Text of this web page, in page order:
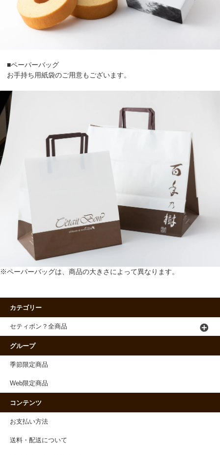
■ペーパーバッグ
お手持ち用紙袋のご用意もございます。
※ペーパーバッグは、商品の大きさによって異なります。
カテゴリー
セティボン？全商品
グループ
季節限定商品
Web限定商品
コンテンツ
お支払い方法
送料・配送について